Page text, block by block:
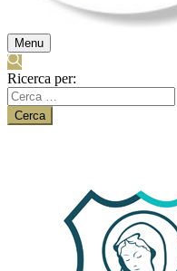
Menu
Ricerca per: